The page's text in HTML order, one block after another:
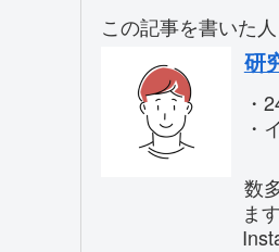
この記事を書いた人
研
・
・
数
ます